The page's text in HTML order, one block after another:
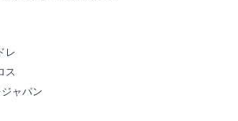
レ
ス
ャパン